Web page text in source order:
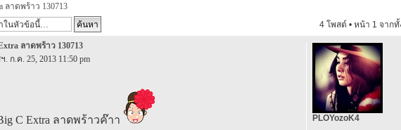
ลาดพร้าว 130713
4 โพสต์ • หน้า 1 จาก
ลาดพร้าว 130713
. ก.ค. 25, 2013 11:50 pm
C Extra ลาดพร้าวค๊าา
PLOYozoK4